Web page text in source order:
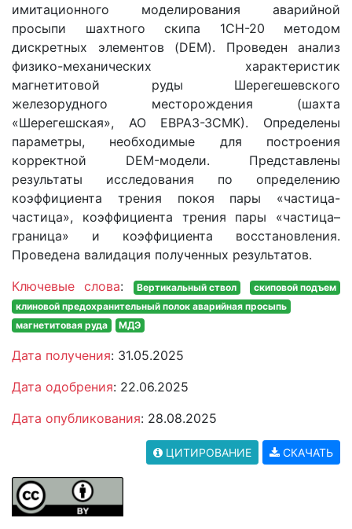
имитационного моделирования аварийной
просыпи шахтного скипа 1СН-20 методом
дискретных элементов (DEM). Проведен анализ
физико-механических характеристик
магнетитовой руды Шерегешевского
железорудного месторождения (шахта
«Шерегешская», АО ЕВРАЗ-ЗСМК). Определены
параметры, необходимые для построения
корректной DEM-модели. Представлены
результаты исследования по определению
коэффициента трения покоя пары «частица-
частица», коэффициента трения пары «частица–
граница» и коэффициента восстановления.
Проведена валидация полученных результатов.
Ключевые слова: Вертикальный ствол
скиповой подъем
клиновой предохранительный полок аварийная просыпь
магнетитовая руда
МДЭ
Дата получения: 31.05.2025
Дата одобрения: 22.06.2025
Дата опубликования: 28.08.2025
ЦИТИРОВАНИЕ СКАЧАТЬ